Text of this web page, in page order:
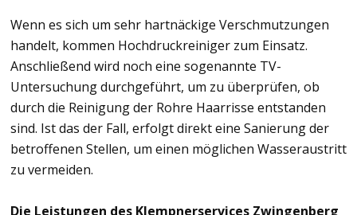
Wenn es sich um sehr hartnäckige Verschmutzungen
handelt, kommen Hochdruckreiniger zum Einsatz.
Anschließend wird noch eine sogenannte TV-
Untersuchung durchgeführt, um zu überprüfen, ob
durch die Reinigung der Rohre Haarrisse entstanden
sind. Ist das der Fall, erfolgt direkt eine Sanierung der
betroffenen Stellen, um einen möglichen Wasseraustritt
zu vermeiden.
Die Leistungen des Klempnerservices Zwingenberg